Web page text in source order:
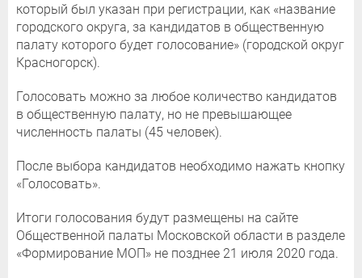
который был указан при регистрации, как «название
городского округа, за кандидатов в общественную
палату которого будет голосование» (городской округ
Красногорск).
Голосовать можно за любое количество кандидатов
в общественную палату, но не превышающее
численность палаты (45 человек).
После выбора кандидатов необходимо нажать кнопку
«Голосовать».
Итоги голосования будут размещены на сайте
Общественной палаты Московской области в разделе
«Формирование МОП» не позднее 21 июля 2020 года.